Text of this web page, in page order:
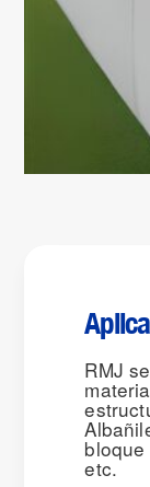
RMJ
etc.